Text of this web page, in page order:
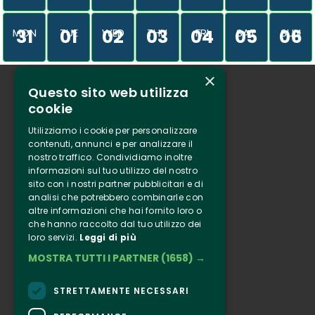
MON
31 TUE
01 WED
02 THU
03 FRI
04 SAT
05 SUN
06
Who we are
Tenuta Selvaggia
Contacts
Online ticketing
Clappit
Information
Follow Us
Facebook
×
Questo sito web utilizza
cookie
Utilizziamo i cookie per personalizzare
contenuti, annunci e per analizzare il
nostro traffico. Condividiamo inoltre
informazioni sul tuo utilizzo del nostro
sito con i nostri partner pubblicitari e di
analisi che potrebbero combinarle con
altre informazioni che hai fornito loro o
che hanno raccolto dal tuo utilizzo dei
loro servizi. Leggi di più
MOSTRA TUTTI I PARTNER (1658) →
STRETTAMENTE NECESSARI